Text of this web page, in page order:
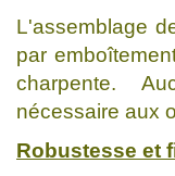
L'assemblage
par
charpente.
nécessaire aux
Robustesse et